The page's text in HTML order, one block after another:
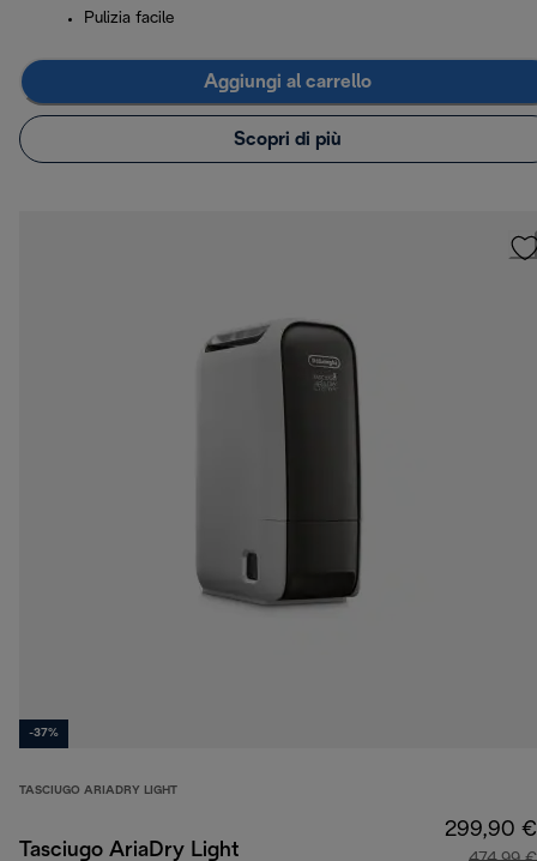
Pulizia facile
Aggiungi al carrello
Scopri di più
-37%
TASCIUGO ARIADRY LIGHT
Tasciugo AriaDry Light
299,90 €